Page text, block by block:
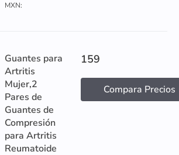
MXN:
Guantes para
Artritis
Mujer,2
Pares de
Guantes de
Compresión
para Artritis
Reumatoide
159
Compara Precios